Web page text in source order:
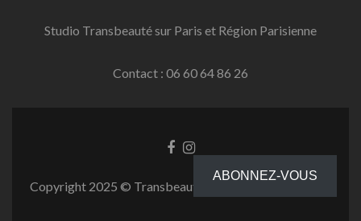
Studio Transbeauté sur Paris et Région Parisienne
Contact : 06 60 64 86 26
Facebook
Instagram
Copyright 2025 © Transbeauté.fr-Tous droits réservés
ABONNEZ-VOUS